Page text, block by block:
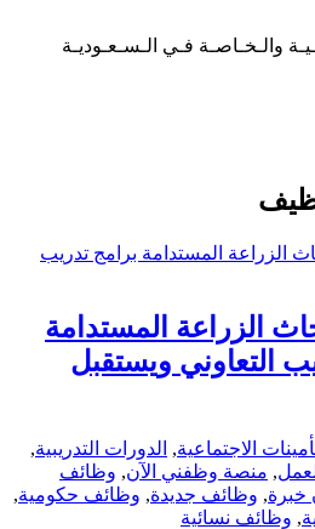
والـخـاصـة فـي الـسـعـوديـة
الزراعة المستدامة
التعاوني ويستقبل
الاجتماعية, الدورات التدريبية,
, منصة وظفني الآن, وظائف
خبرة, وظائف جديدة, وظائف حكومية,
, وظائف نسائية